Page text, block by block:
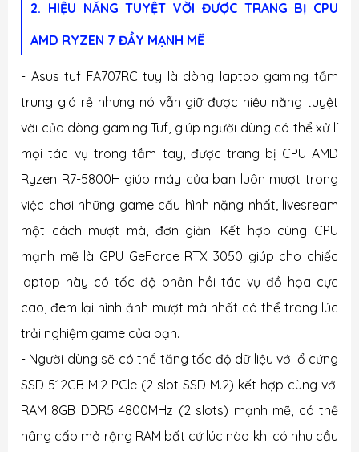
2. HIỆU NĂNG TUYỆT VỜI ĐƯỢC TRANG BỊ CPU
AMD RYZEN 7 ĐẦY MẠNH MẼ
- Asus tuf FA707RC tuy là dòng laptop gaming tầm
trung giá rẻ nhưng nó vẫn giữ được hiệu năng tuyệt
vời của dòng gaming Tuf, giúp người dùng có thể xử lí
mọi tác vụ trong tầm tay, được trang bị CPU AMD
Ryzen R7-5800H giúp máy của bạn luôn mượt trong
việc chơi những game cấu hình nặng nhất, livesream
một cách mượt mà, đơn giản. Kết hợp cùng CPU
mạnh mẽ là GPU GeForce RTX 3050 giúp cho chiếc
laptop này có tốc độ phản hồi tác vụ đồ họa cực
cao, đem lại hình ảnh mượt mà nhất có thể trong lúc
trải nghiệm game của bạn.
- Người dùng sẽ có thể tăng tốc độ dữ liệu với ổ cứng
SSD 512GB M.2 PCle (2 slot SSD M.2) kết hợp cùng với
RAM 8GB DDR5 4800MHz (2 slots) mạnh mẽ, có thể
nâng cấp mở rộng RAM bất cứ lúc nào khi có nhu cầu